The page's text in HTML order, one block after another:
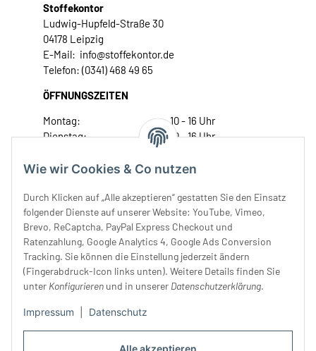
Alle akzeptieren
Wie wir Cookies & Co nutzen
Durch Klicken auf „Alle akzeptieren“ gestatten Sie den Einsatz
folgender Dienste auf unserer Website: YouTube, Vimeo,
Brevo, ReCaptcha, PayPal Express Checkout und
Ratenzahlung, Google Analytics 4, Google Ads Conversion
Tracking. Sie können die Einstellung jederzeit ändern
(Fingerabdruck-Icon links unten). Weitere Details finden Sie
unter Konfigurieren und in unserer Datenschutzerklärung.
Impressum Datenschutz
Stoffekontor
Ludwig-Hupfeld-Straße 30
04178 Leipzig
E-Mail: info@stoffekontor.de
Telefon: (0341) 468 49 65
ÖFFNUNGSZEITEN
Montag:
10 - 16 Uhr
Dienstag:
10 - 16 Uhr
Donnerstag:
10 - 18 Uhr
Samstag:
10 - 14 Uhr
Unser Service
Rechtliches